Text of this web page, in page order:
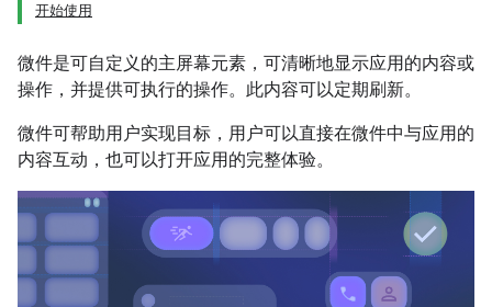
开始使用
微件是可自定义的主屏幕元素，可清晰地显示应用的内容或
操作，并提供可执行的操作。此内容可以定期刷新。
微件可帮助用户实现目标，用户可以直接在微件中与应用的
内容互动，也可以打开应用的完整体验。